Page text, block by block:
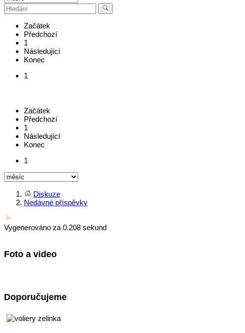
Začátek
Předchozí
1
Následující
Konec
1
Začátek
Předchozí
1
Následující
Konec
1
Diskuze
Nedávné příspěvky
Vygenerováno za 0.208 sekund
Foto a video
Doporučujeme